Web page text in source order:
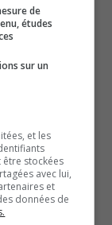
de
de
études
sur un
et les
stockées
avec lui,
et
données de